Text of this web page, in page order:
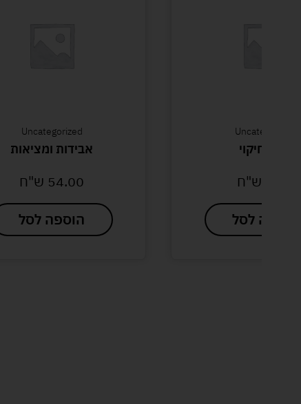
Uncategorized
שעון חיקוי
ש"ח
הוספה לסל
Uncategorized
אבידות ומציאות
54.00 ש"ח
הוספה לסל